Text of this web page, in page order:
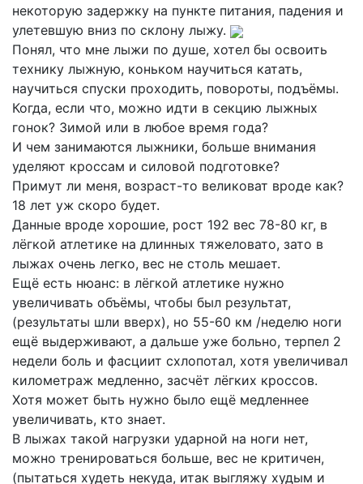
некоторую задержку на пункте питания, падения и
улетевшую вниз по склону лыжу.
Понял, что мне лыжи по душе, хотел бы освоить
технику лыжную, коньком научиться катать,
научиться спуски проходить, повороты, подъёмы.
Когда, если что, можно идти в секцию лыжных
гонок? Зимой или в любое время года?
И чем занимаются лыжники, больше внимания
уделяют кроссам и силовой подготовке?
Примут ли меня, возраст-то великоват вроде как?
18 лет уж скоро будет.
Данные вроде хорошие, рост 192 вес 78-80 кг, в
лёгкой атлетике на длинных тяжеловато, зато в
лыжах очень легко, вес не столь мешает.
Ещё есть нюанс: в лёгкой атлетике нужно
увеличивать объёмы, чтобы был результат,
(результаты шли вверх), но 55-60 км /неделю ноги
ещё выдерживают, а дальше уже больно, терпел 2
недели боль и фасциит схлопотал, хотя увеличивал
километраж медленно, засчёт лёгких кроссов.
Хотя может быть нужно было ещё медленнее
увеличивать, кто знает.
В лыжах такой нагрузки ударной на ноги нет,
можно тренироваться больше, вес не критичен,
(пытаться худеть некуда, итак выгляжу худым и